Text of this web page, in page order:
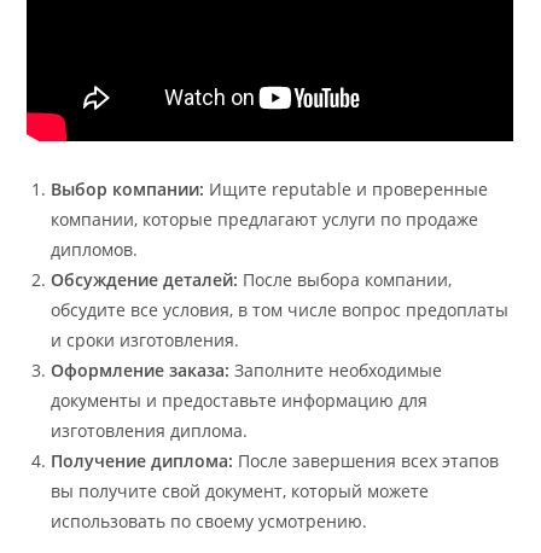
Выбор компании: Ищите reputable и проверенные
компании, которые предлагают услуги по продаже
дипломов.
Обсуждение деталей: После выбора компании,
обсудите все условия, в том числе вопрос предоплаты
и сроки изготовления.
Оформление заказа: Заполните необходимые
документы и предоставьте информацию для
изготовления диплома.
Получение диплома: После завершения всех этапов
вы получите свой документ, который можете
использовать по своему усмотрению.